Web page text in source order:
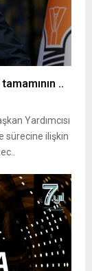
..
Yardımcısı
sürecine ilişkin